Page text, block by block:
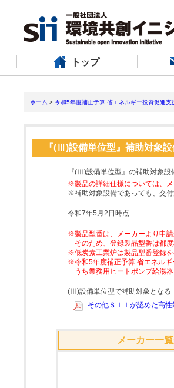
トップ
ホーム > 令和5年度補正予算 省エネルギー投資促進支
『(Ⅲ)設備単位型』補助対象
『(Ⅲ)設備単位型』の補助対象設
※製品の詳細仕様については、
※補助対象設備であっても、交
令和7年5月2日時点
※製品型番は、メーカーより申
そのため、登録製品型番は都
※低炭素工業炉は製品型番登録
※令和5年度補正予算 省エネル
うち業務用ヒートポンプ給湯
(Ⅲ)設備単位型で補助対象となる
その他ＳＩＩが認めた高
メーカー一